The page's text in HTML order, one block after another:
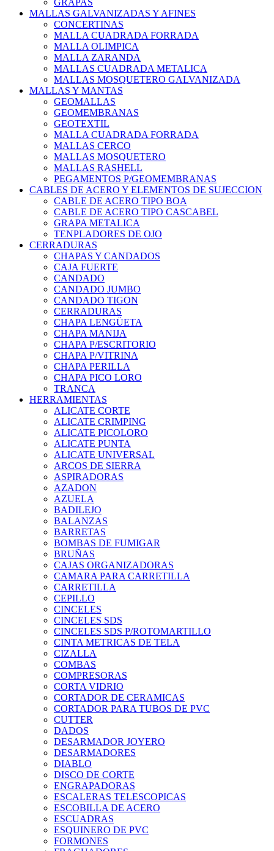
GRAPAS
MALLAS GALVANIZADAS Y AFINES
CONCERTINAS
MALLA CUADRADA FORRADA
MALLA OLIMPICA
MALLA ZARANDA
MALLAS CUADRADA METALICA
MALLAS MOSQUETERO GALVANIZADA
MALLAS Y MANTAS
GEOMALLAS
GEOMEMBRANAS
GEOTEXTIL
MALLA CUADRADA FORRADA
MALLAS CERCO
MALLAS MOSQUETERO
MALLAS RASHELL
PEGAMENTOS P/GEOMEMBRANAS
CABLES DE ACERO Y ELEMENTOS DE SUJECCION
CABLE DE ACERO TIPO BOA
CABLE DE ACERO TIPO CASCABEL
GRAPA METALICA
TENPLADORES DE OJO
CERRADURAS
CHAPAS Y CANDADOS
CAJA FUERTE
CANDADO
CANDADO JUMBO
CANDADO TIGON
CERRADURAS
CHAPA LENGÜETA
CHAPA MANIJA
CHAPA P/ESCRITORIO
CHAPA P/VITRINA
CHAPA PERILLA
CHAPA PICO LORO
TRANCA
HERRAMIENTAS
ALICATE CORTE
ALICATE CRIMPING
ALICATE PICOLORO
ALICATE PUNTA
ALICATE UNIVERSAL
ARCOS DE SIERRA
ASPIRADORAS
AZADON
AZUELA
BADILEJO
BALANZAS
BARRETAS
BOMBAS DE FUMIGAR
BRUÑAS
CAJAS ORGANIZADORAS
CAMARA PARA CARRETILLA
CARRETILLA
CEPILLO
CINCELES
CINCELES SDS
CINCELES SDS P/ROTOMARTILLO
CINTA METRICAS DE TELA
CIZALLA
COMBAS
COMPRESORAS
CORTA VIDRIO
CORTADOR DE CERAMICAS
CORTADOR PARA TUBOS DE PVC
CUTTER
DADOS
DESARMADOR JOYERO
DESARMADORES
DIABLO
DISCO DE CORTE
ENGRAPADORAS
ESCALERAS TELESCOPICAS
ESCOBILLA DE ACERO
ESCUADRAS
ESQUINERO DE PVC
FORMONES